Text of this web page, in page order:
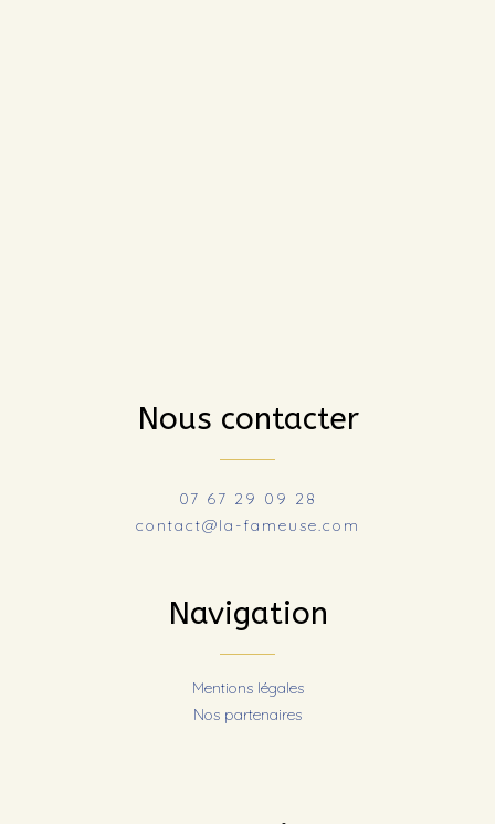
Nous contacter
07 67 29 09 28
contact@la-fameuse.com
Navigation
Mentions légales
Nos partenaires